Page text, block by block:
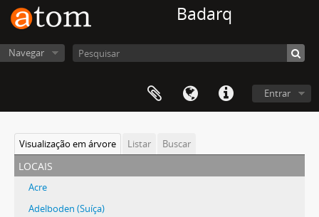
Badarq
Navegar
Entrar
Visualização em árvore Listar Buscar
locais
Acre
Adelboden (Suíça)